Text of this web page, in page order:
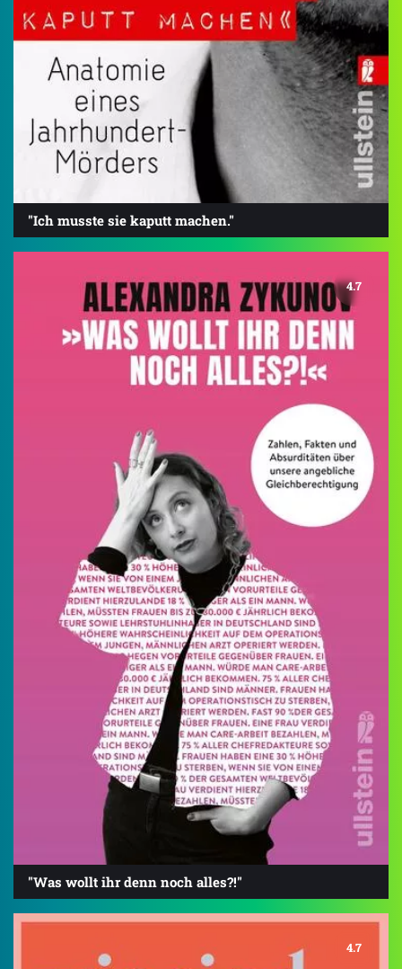
"Ich musste sie kaputt machen."
4.7
"Was wollt ihr denn noch alles?!"
4.7